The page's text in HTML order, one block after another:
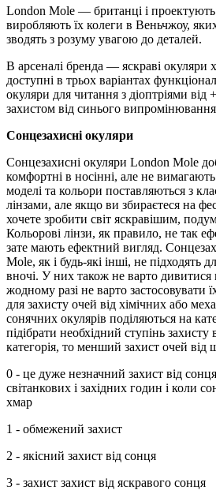
London Mole — британці і проектують
виробляють їх колеги в Веньчжоу,
зводять з розуму увагою до деталей.
В арсеналі бренда — яскраві окуляри
доступні в трьох варіантах
окуляри для читання з діоптріями від
захистом від синього
Сонцезахисні окуляри
Сонцезахисні окуляри London Mole
комфортні в носінні, але не
моделі та кольори поставляються з
лінзами, але якщо ви збираєтеся на
хочете зробити світ яскравішим,
Кольорові лінзи, як правило, не так
зате мають ефектний вигляд.
Mole, як і будь-які інші, не підходять
вночі. У них також не варто
жодному разі не варто застосовувати
для захисту очей від хімічних або
сонячних окулярів поділяються на
підібрати необхідний ступінь
категорія, то менший захист очей від
0 - це дуже незначний захист від
світанкових і західних годин і коли
хмар
1 - обмежений захист
2 - якісний захист від сонця
3 - захист захист від яскравого сонця